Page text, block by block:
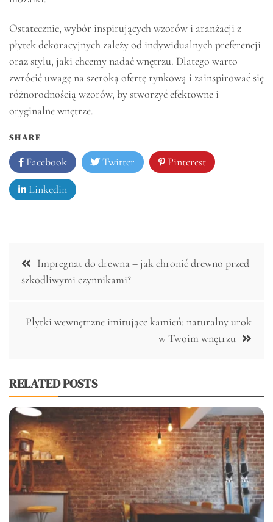
Ostatecznie, wybór inspirujących wzorów i aranżacji z
płytek dekoracyjnych zależy od indywidualnych preferencji
oraz stylu, jaki chcemy nadać wnętrzu. Dlatego warto
zwrócić uwagę na szeroką ofertę rynkową i zainspirować się
różnorodnością wzorów, by stworzyć efektowne i
oryginalne wnętrze.
SHARE
Facebook Twitter Pinterest
Linkedin
Nawigacja
wpisu
Impregnat do drewna – jak chronić drewno przed
szkodliwymi czynnikami?
Płytki wewnętrzne imitujące kamień: naturalny urok
w Twoim wnętrzu
RELATED POSTS